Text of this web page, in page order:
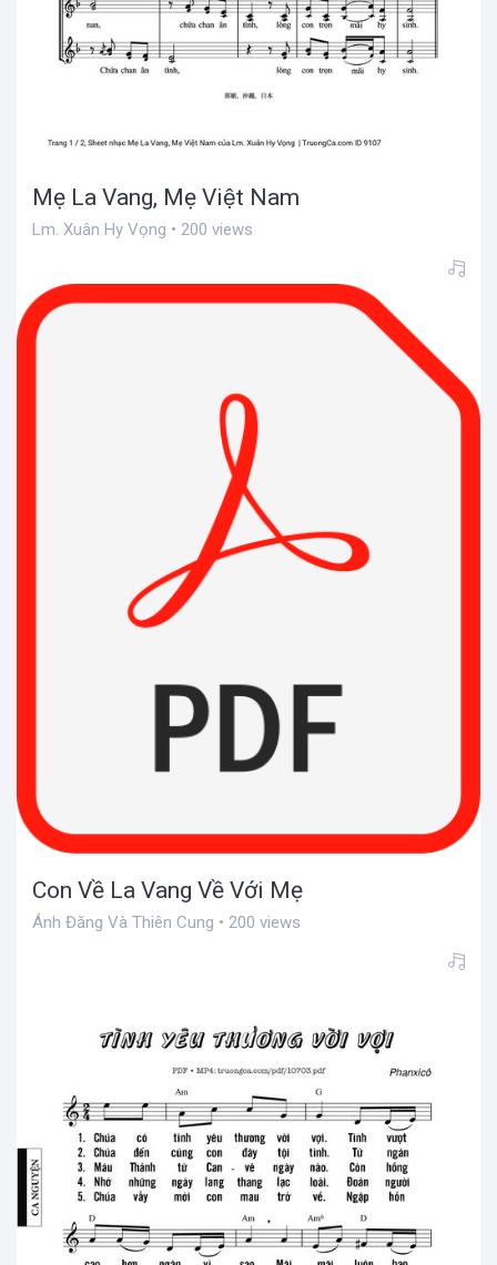
Mẹ La Vang, Mẹ Việt Nam
Lm. Xuân Hy Vọng • 200 views
Con Về La Vang Về Với Mẹ
Ánh Đăng Và Thiên Cung • 200 views